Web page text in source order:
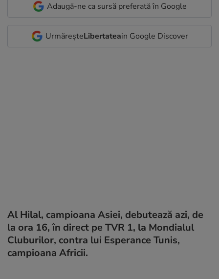
Adaugă-ne ca sursă preferată în Google
UrmăreșteLibertateain Google Discover
Al Hilal, campioana Asiei, debutează azi, de
la ora 16, în direct pe TVR 1, la Mondialul
Cluburilor, contra lui Esperance Tunis,
campioana Africii.